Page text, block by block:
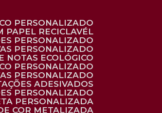
PERSONALIZADO
PAPEL RECICLAVÉL
PERSONALIZADO
PERSONALIZADO
NOTAS ECOLÓGICO
PERSONALIZADO
PERSONALIZADO
ADESIVADOS
PERSONALIZADO
PERSONALIZADA
COR METALIZADA